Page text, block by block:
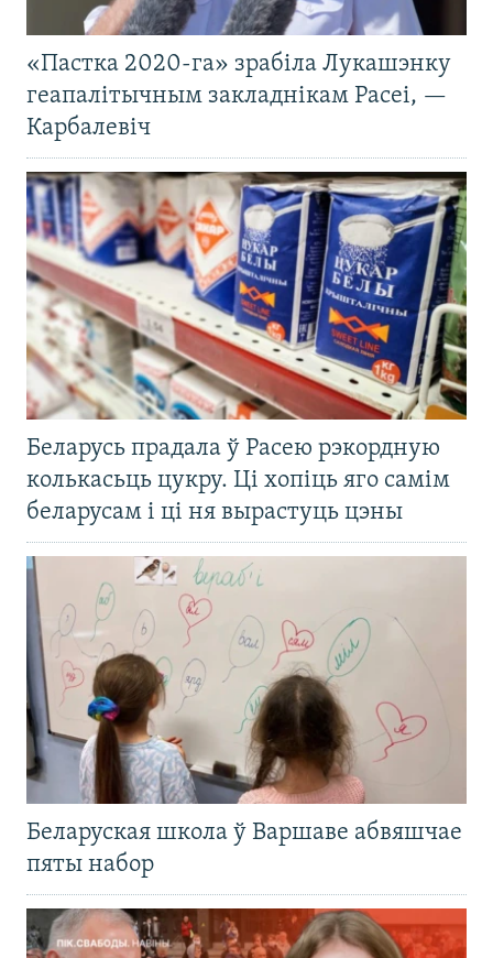
«Пастка 2020-га» зрабіла Лукашэнку
геапалітычным закладнікам Расеі, —
Карбалевіч
Беларусь прадала ў Расею рэкордную
колькасьць цукру. Ці хопіць яго самім
беларусам і ці ня вырастуць цэны
Беларуская школа ў Варшаве абвяшчае
пяты набор